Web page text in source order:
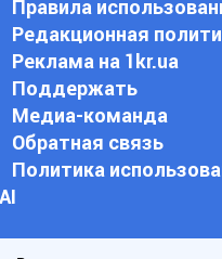
Правила
Редакционная
Реклама на 1kr.ua
Поддержать
Медиа-команда
Обратная связь
Политика
АI